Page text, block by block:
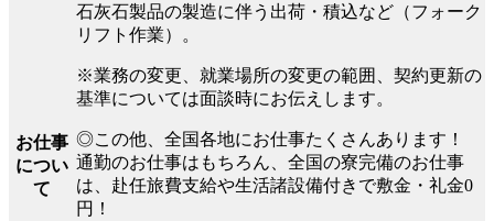
お仕事
につい
て
石灰石製品の製造に伴う出荷・積込など（フォーク
リフト作業）。
※業務の変更、就業場所の変更の範囲、契約更新の
基準については面談時にお伝えします。
◎この他、全国各地にお仕事たくさんあります！
通勤のお仕事はもちろん、全国の寮完備のお仕事
は、赴任旅費支給や生活諸設備付きで敷金・礼金0
円！